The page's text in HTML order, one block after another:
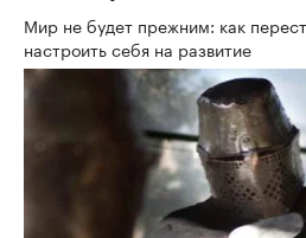
Мир не будет прежним: как
настроить себя на развитие